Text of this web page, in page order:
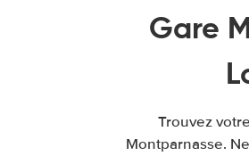
Gare
Trouvez
Montparnasse.